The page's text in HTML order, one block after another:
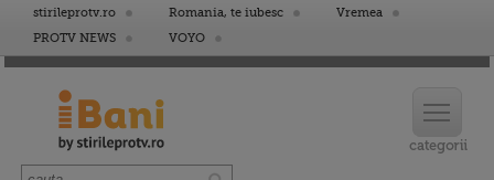
stirileprotv.ro Romania, te iubesc
Vremea
PROTV NEWS
VOYO